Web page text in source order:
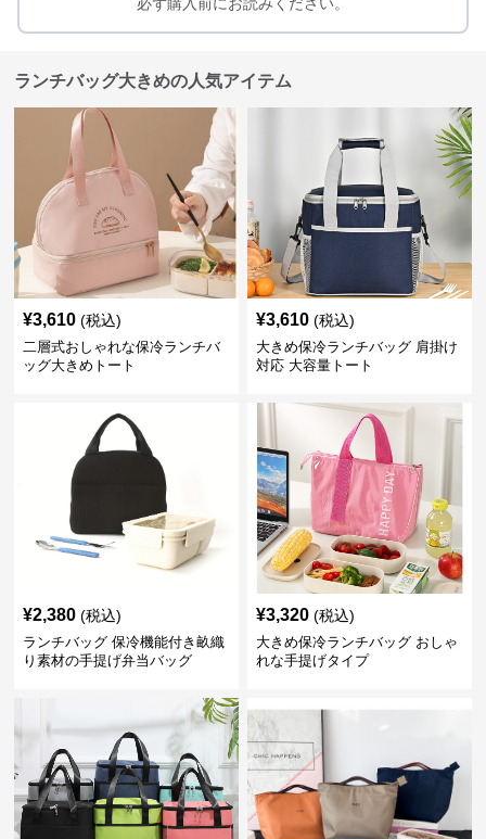
ランチバッグ大きめの人気アイテム
¥3,610 (税込)
二層式おしゃれな保冷ランチバ
ッグ大きめトート
¥3,610 (税込)
大きめ保冷ランチバッグ 肩掛け
対応 大容量トート
¥2,380 (税込)
ランチバッグ 保冷機能付き畝織
り素材の手提げ弁当バッグ
¥3,320 (税込)
大きめ保冷ランチバッグ おしゃ
れな手提げタイプ